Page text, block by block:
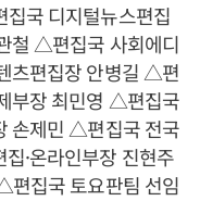
국 디지털뉴스편집
철 △편집국 사회에디
츠편집장 안병길 △편
부장 최민영 △편집국
손제민 △편집국 전국
·온라인부장 진현주
집국 토요판팀 선임